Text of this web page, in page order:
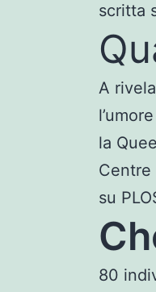
scritta
A
la
Centre
su
80